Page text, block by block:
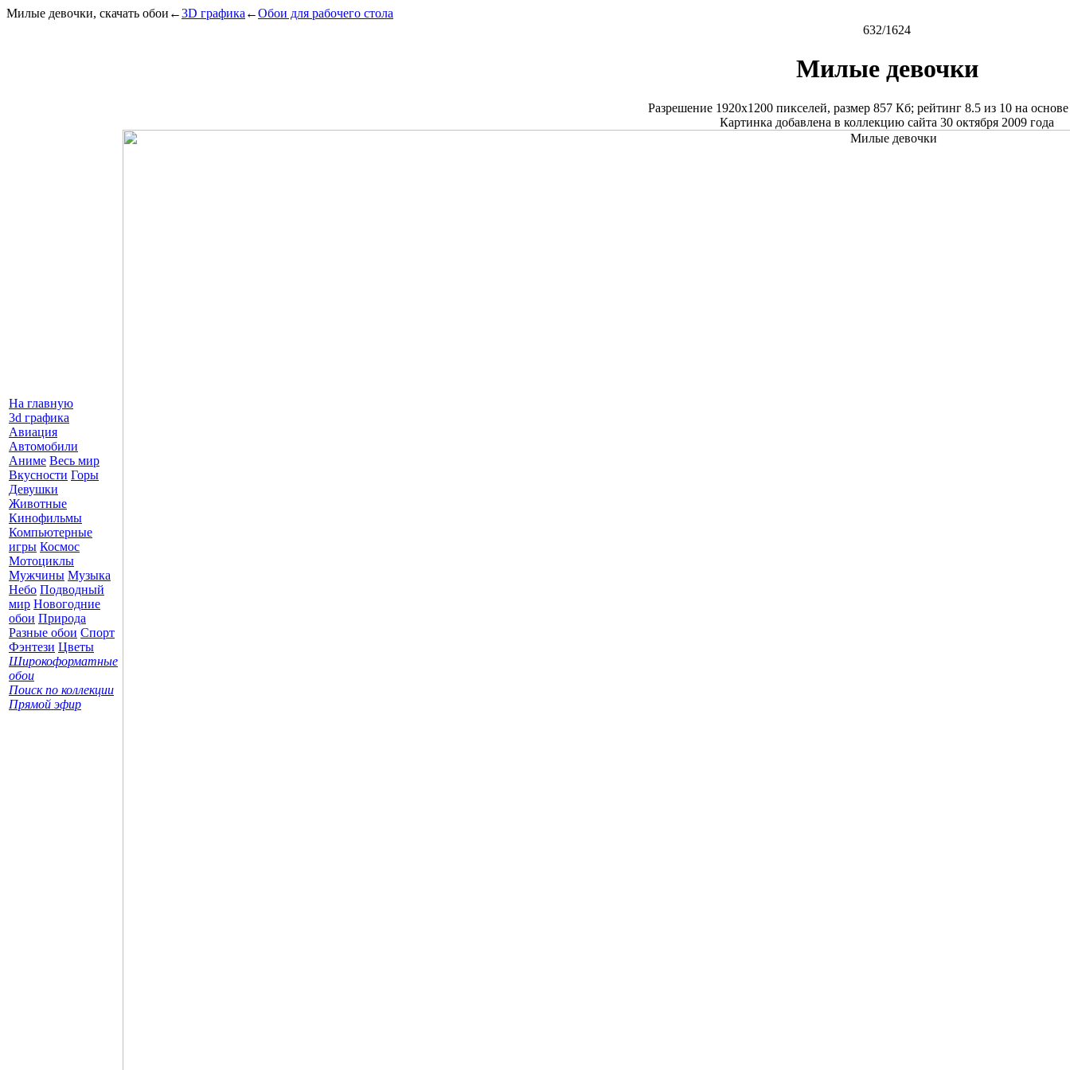
Милые девочки, скачать обои ←3D графика ←Обои для рабочего стола
На главную
3d графика
Авиация
Автомобили
Аниме Весь мир
Вкусности Горы
Девушки
Животные
Кинофильмы
Компьютерные
игры Космос
Мотоциклы
Мужчины Музыка
Небо Подводный
мир Новогодние
обои Природа
Разные обои Спорт
Фэнтези Цветы
Широкоформатные
обои
Поиск по коллекции
Прямой эфир
632/1624
Милые девочки
Разрешение 1920x1200пикселей, размер 857 Кб; рейтинг 8.5из 10на
Картинка добавлена в коллекцию сайта 30 октября 2009 года